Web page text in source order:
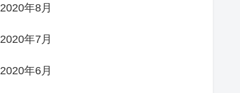
2020年8月
2020年7月
2020年6月